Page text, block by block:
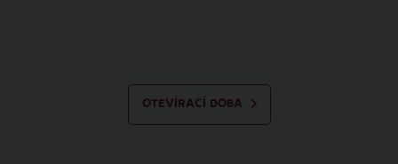
OTEVÍRACÍ DOBA